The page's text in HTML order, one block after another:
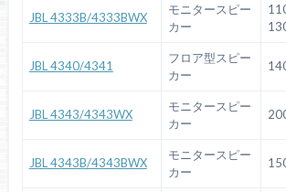
JBL 4333B/4333BWX
モニタースピー
カー
JBL 4340/4341
フロア型スピー
カー
JBL 4343/4343WX
モニタースピー
カー
JBL 4343B/4343BWX
モニタースピー
カー